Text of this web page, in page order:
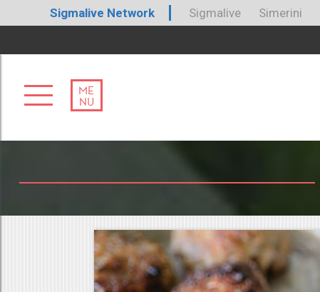
Sigmalive Network Sigmalive Simerini
ME
NU